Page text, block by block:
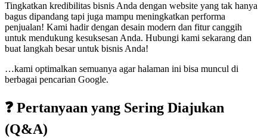
Tingkatkan kredibilitas bisnis Anda dengan website yang tak hanya
bagus dipandang tapi juga mampu meningkatkan performa
penjualan! Kami hadir dengan desain modern dan fitur canggih
untuk mendukung kesuksesan Anda. Hubungi kami sekarang dan
buat langkah besar untuk bisnis Anda!
…kami optimalkan semuanya agar halaman ini bisa muncul di
berbagai pencarian Google.
❓ Pertanyaan yang Sering Diajukan
(Q&A)